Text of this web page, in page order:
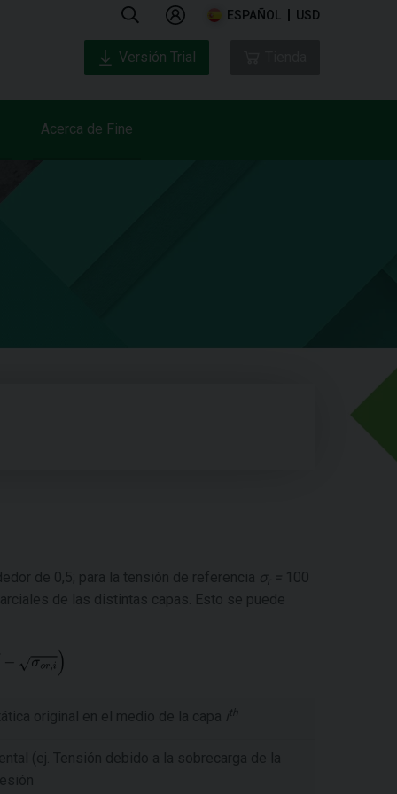
ESPAÑOL USD
Acerca de Fine
Versión Trial
de 0,5; para la tensión de referencia σr
100
de las distintas capas. Esto se puede
original en el medio de la capa ith
(ej. Tensión debido a la sobrecarga de la